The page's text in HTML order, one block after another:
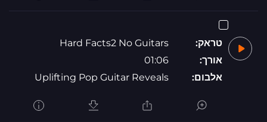
טראק:
Hard Facts2 No Guitars
אורך:
01:06
אלבום:
Uplifting Pop Guitar Reveals